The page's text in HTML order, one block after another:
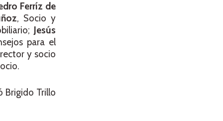
Ferríz de
, Socio y
Jesús
para el
y socio
Brigido Trillo